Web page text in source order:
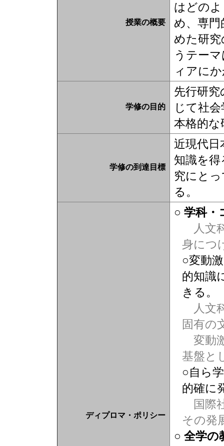
授業の概要
はどの
め、専
めた研
うテー
ィアに
学修の目的
先行研
じて社
本格的
学修の到達目標
近現代日
知識を
究にと
る。
ディプロマ・ポリシー
○ 学科・
人文
身につ
○変動
的知識
きる。
人文
固有の
変動
基盤と
○自ら
的確に
国際
その発
○ 全学の